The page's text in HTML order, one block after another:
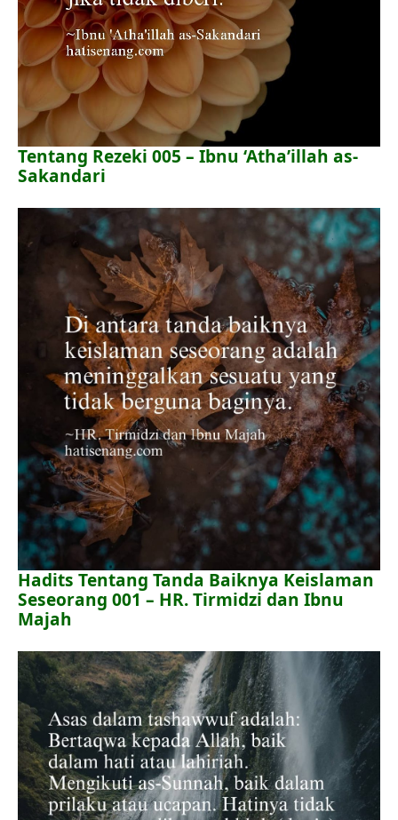
Tentang Rezeki 005 – Ibnu ‘Atha’illah as-
Sakandari
Hadits Tentang Tanda Baiknya Keislaman
Seseorang 001 – HR. Tirmidzi dan Ibnu
Majah